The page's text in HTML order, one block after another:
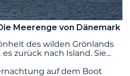
Meerenge von Dänemark
des wilden Grönlands
zurück nach Island. Sie...
auf dem Boot